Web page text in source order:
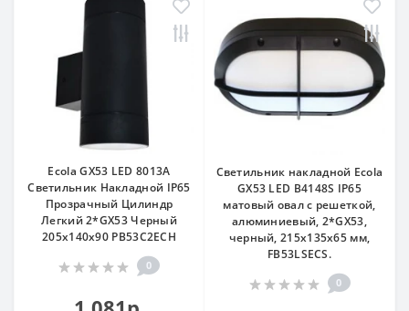
Ecola GX53 LED 8013A
Светильник Накладной IP65
Прозрачный Цилиндр
Легкий 2*GX53 Черный
205x140x90 PB53C2ECH
0
Светильник накладной Ecola
GX53 LED B4148S IP65
матовый овал с решеткой,
алюминиевый, 2*GX53,
черный, 215x135x65 мм,
FB53LSECS.
0